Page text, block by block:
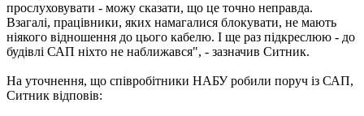
прослуховувати - можу сказати, що це точно неправда.
Взагалі, працівники, яких намагалися блокувати, не мають
ніякого відношення до цього кабелю. І ще раз підкреслюю - до
будівлі САП ніхто не наближався", - зазначив Ситник.
На уточнення, що співробітники НАБУ робили поруч із САП,
Ситник відповів: